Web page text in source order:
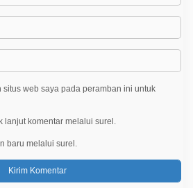
web saya pada peramban ini untuk
lanjut komentar melalui surel.
baru melalui surel.